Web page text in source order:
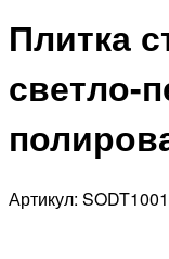
Плитка
светло-
Артикул: SODT1001